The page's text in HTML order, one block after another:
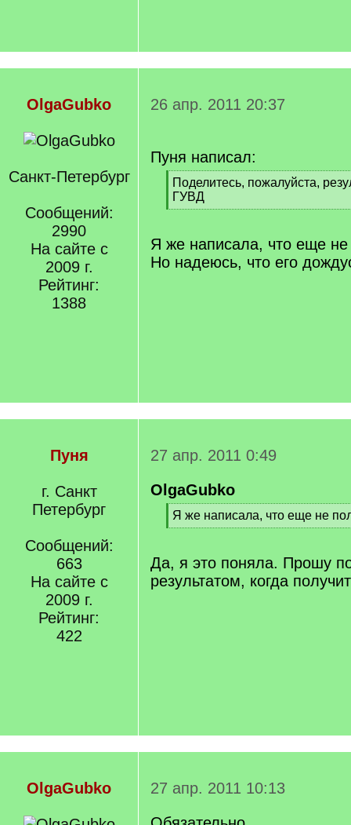
OlgaGubko
Санкт-Петербург
Сообщений:
2990
На сайте с
2009 г.
Рейтинг:
1388
26 апр. 2011 20:37
Пуня написал:
[
q
]
Поделитесь, пожалуйста,
ГУВД
[
q
]
Я же написала, что еще не
Но надеюсь, что его
Пуня
г. Санкт
Петербург
Сообщений:
663
На сайте с
2009 г.
Рейтинг:
422
27 апр. 2011 0:49
OlgaGubko
[
q
Я же написала, что еще не
[
]
Да, я это поняла. Прошу
результатом, когда
OlgaGubko
27 апр. 2011 10:13